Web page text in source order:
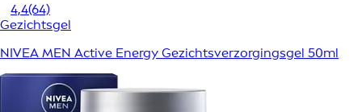
4,4(64)
Gezichtsgel
NIVEA MEN Active Energy Gezichtsverzorgingsgel 50ml